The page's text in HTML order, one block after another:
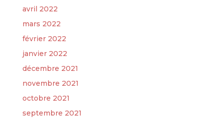
avril 2022
mars 2022
février 2022
janvier 2022
décembre 2021
novembre 2021
octobre 2021
septembre 2021